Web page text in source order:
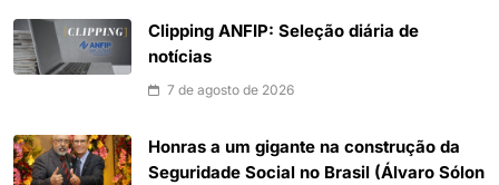
Clipping ANFIP: Seleção diária de
notícias
7 de agosto de 2026
Honras a um gigante na construção da
Seguridade Social no Brasil (Álvaro Sólon